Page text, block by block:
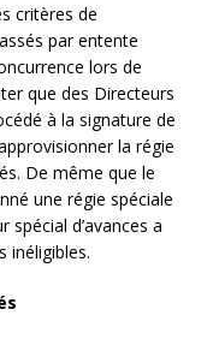
critères de
par entente
lors de
que des Directeurs
à la signature de
la régie
De même que le
une régie spéciale
spécial d’avances a
inéligibles.